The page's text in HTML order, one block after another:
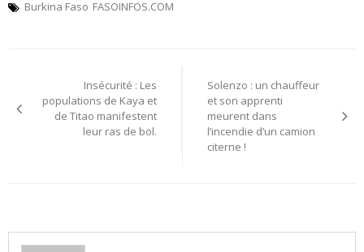
Burkina Faso FASOINFOS.COM
de
l’article
Insécurité : Les
populations de Kaya et
de Titao manifestent
leur ras de bol.
Solenzo : un chauffeur
et son apprenti
meurent dans
l’incendie d’un camion
citerne !